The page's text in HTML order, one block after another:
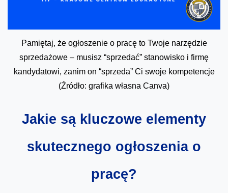
Pamiętaj, że ogłoszenie o pracę to Twoje narzędzie
sprzedażowe – musisz “sprzedać” stanowisko i firmę
kandydatowi, zanim on “sprzeda” Ci swoje kompetencje
(Źródło: grafika własna Canva)
Jakie są kluczowe elementy
skutecznego ogłoszenia o
pracę?